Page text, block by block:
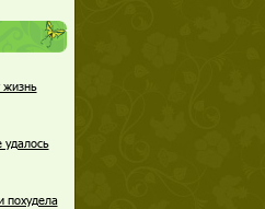
жизнь
удалось
похудела